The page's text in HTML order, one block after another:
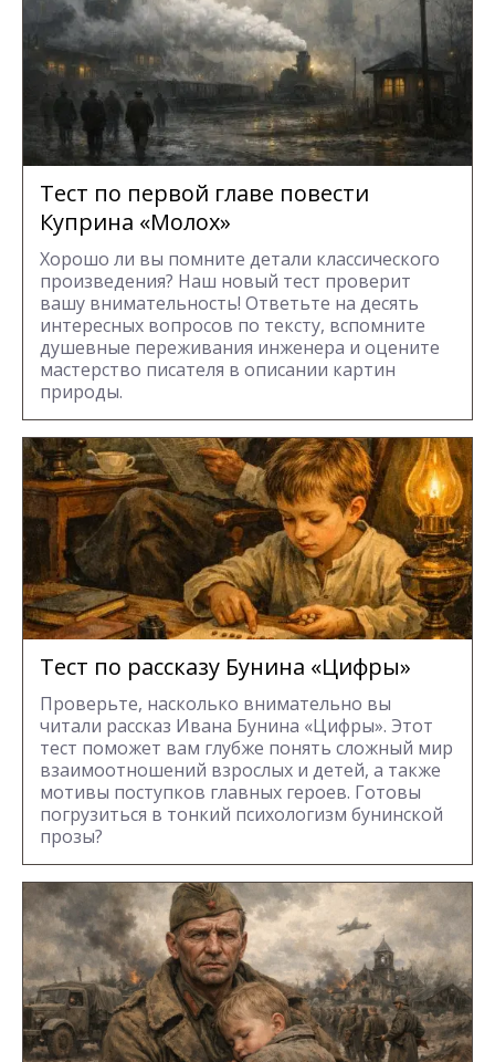
Тест по первой главе повести
Куприна «Молох»
Хорошо ли вы помните детали классического
произведения? Наш новый тест проверит
вашу внимательность! Ответьте на десять
интересных вопросов по тексту, вспомните
душевные переживания инженера и оцените
мастерство писателя в описании картин
природы.
Тест по рассказу Бунина «Цифры»
Проверьте, насколько внимательно вы
читали рассказ Ивана Бунина «Цифры». Этот
тест поможет вам глубже понять сложный мир
взаимоотношений взрослых и детей, а также
мотивы поступков главных героев. Готовы
погрузиться в тонкий психологизм бунинской
прозы?